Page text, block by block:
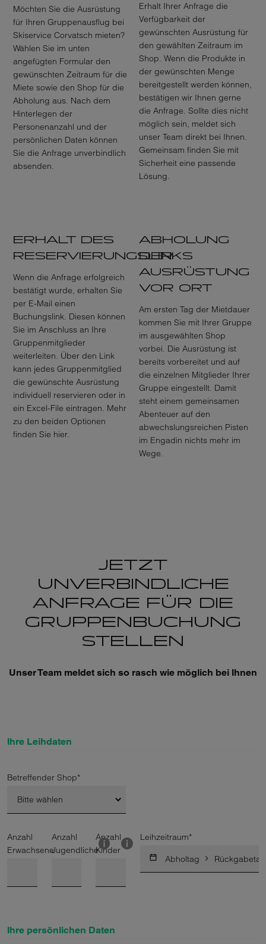
Möchten Sie die Ausrüstung
für Ihren Gruppenausflug bei
Skiservice Corvatsch mieten?
Wählen Sie im unten
angefügten Formular den
gewünschten Zeitraum für die
Miete sowie den Shop für die
Abholung aus. Nach dem
Hinterlegen der
Personenanzahl und der
persönlichen Daten können
Sie die Anfrage unverbindlich
absenden.
Erhalt Ihrer Anfrage die
Verfügbarkeit der
gewünschten Ausrüstung für
den gewählten Zeitraum im
Shop. Wenn die Produkte in
der gewünschten Menge
bereitgestellt werden können,
bestätigen wir Ihnen gerne
die Anfrage. Sollte dies nicht
möglich sein, meldet sich
unser Team direkt bei Ihnen.
Gemeinsam finden Sie mit
Sicherheit eine passende
Lösung.
ERHALT DES
RESERVIERUNGSLINKS
Wenn die Anfrage erfolgreich
bestätigt wurde, erhalten Sie
per E-Mail einen
Buchungslink. Diesen können
Sie im Anschluss an Ihre
Gruppenmitglieder
weiterleiten. Über den Link
kann jedes Gruppenmitglied
die gewünschte Ausrüstung
individuell reservieren oder in
ein Excel-File eintragen. Mehr
zu den beiden Optionen
finden Sie hier.
ABHOLUNG
DER
AUSRÜSTUNG
VOR ORT
Am ersten Tag der Mietdauer
kommen Sie mit Ihrer Gruppe
im ausgewählten Shop
vorbei. Die Ausrüstung ist
bereits vorbereitet und auf
die einzelnen Mitglieder Ihrer
Gruppe eingestellt. Damit
steht einem gemeinsamen
Abenteuer auf den
abwechslungsreichen Pisten
im Engadin nichts mehr im
Wege.
JETZT
UNVERBINDLICHE
ANFRAGE FÜR DIE
GRUPPENBUCHUNG
STELLEN
Unser Team meldet sich so rasch wie möglich bei Ihnen
Ihre Leihdaten
Betreffender Shop*
Bitte wählen
Silvaplana-Surlej
Pontresina
Anzahl
Erwachsene
Anzahl
Jugendliche
Anzahl
Kinder
Leihzeitraum*
Abholtag Rückgabetag
Ihre persönlichen Daten